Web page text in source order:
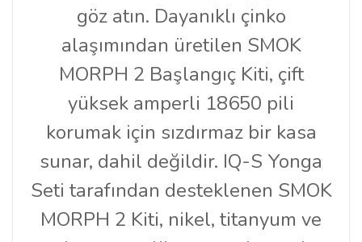
göz atın. Dayanıklı çinko
alaşımından üretilen SMOK
MORPH 2 Başlangıç ​​Kiti, çift
yüksek amperli 18650 pili
korumak için sızdırmaz bir kasa
sunar, dahil değildir. IQ-S Yonga
Seti tarafından desteklenen SMOK
MORPH 2 Kiti, nikel, titanyum ve